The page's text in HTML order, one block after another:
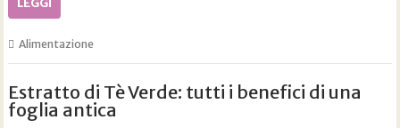
Alimentazione
Estratto di Tè Verde: tutti i benefici di una
foglia antica